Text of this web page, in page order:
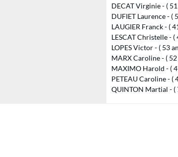
DECAT Virginie - ( 51
DUFIET Laurence - (
LAUGIER Franck - (
LESCAT Christelle - (
LOPES Victor - ( 53
MARX Caroline - ( 52
MAXIMO Harold - (
PETEAU Caroline - (
QUINTON Martial - (